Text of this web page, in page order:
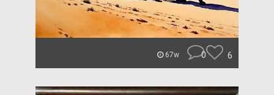
67w 0 6